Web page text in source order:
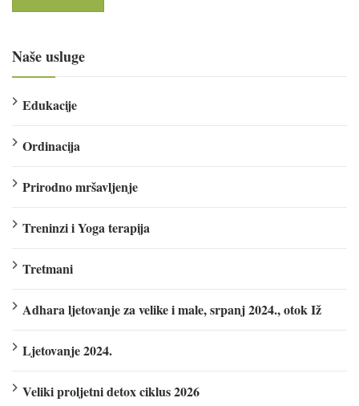
Naše usluge
Edukacije
Ordinacija
Prirodno mršavljenje
Treninzi i Yoga terapija
Tretmani
Adhara ljetovanje za velike i male, srpanj 2024., otok Iž
Ljetovanje 2024.
Veliki proljetni detox ciklus 2026